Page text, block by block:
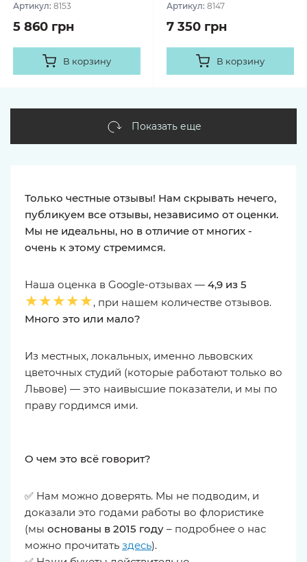
Артикул: 8153
5 860 грн
В корзину
Артикул: 8147
7 350 грн
В корзину
Показать еще
Только честные отзывы! Нам скрывать нечего,
публикуем все отзывы, независимо от оценки.
Мы не идеальны, но в отличие от многих -
очень к этому стремимся.
Наша оценка в Google-отзывах — 4,9 из 5
★★★★★, при нашем количестве отзывов.
Много это или мало?
Из местных, локальных, именно львовских
цветочных студий (которые работают только во
Львове) — это наивысшие показатели, и мы по
праву гордимся ими.
О чем это всё говорит?
✅ Нам можно доверять. Мы не подводим, и
доказали это годами работы во флористике
(мы основаны в 2015 году – подробнее о нас
можно прочитать здесь).